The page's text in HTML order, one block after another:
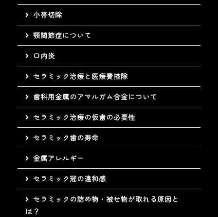
小帯切除
顎関節症について
口内炎
セラミック治療と医療費控除
歯科用金属のアマルガム合金について
セラミック治療の仮歯の必要性
セラミック歯の寿命
金属アレルギー
セラミック冠の違和感
セラミックの詰め物・被せ物が取れる原因と
は？